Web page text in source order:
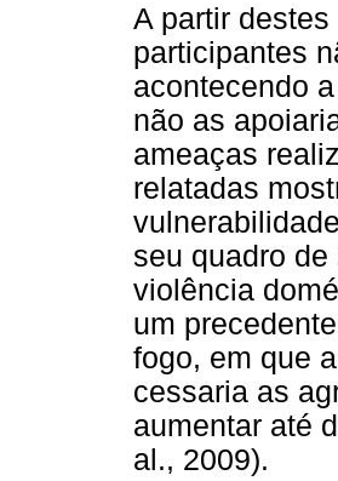
A partir
participantes
acontecendo
não as
ameaças
relatadas
seu quadro
violência
um
fogo, em que
cessaria as
aumentar até
al., 2009).